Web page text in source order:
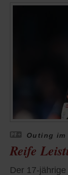
Outing im
Reife
Der 17-